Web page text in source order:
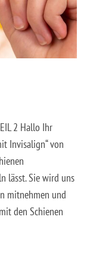
2 Hallo Ihr
Invisalign“ von
lässt. Sie wird uns
mitnehmen und
den Schienen